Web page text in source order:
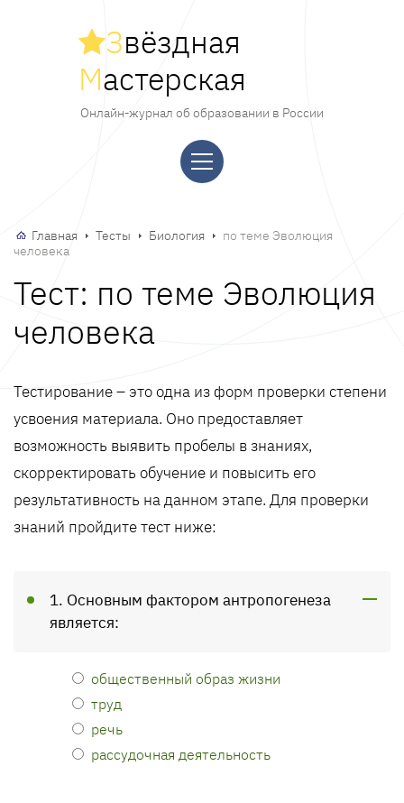
Звёздная
Мастерская
Онлайн-журнал об образовании в России
Главная Тесты Биология
по теме Эволюция
человека
Тест: по теме Эволюция
человека
Тестирование – это одна из форм проверки степени
усвоения материала. Оно предоставляет
возможность выявить пробелы в знаниях,
скорректировать обучение и повысить его
результативность на данном этапе. Для проверки
знаний пройдите тест ниже:
1. Основным фактором антропогенеза
является:
общественный образ жизни
труд
речь
рассудочная деятельность